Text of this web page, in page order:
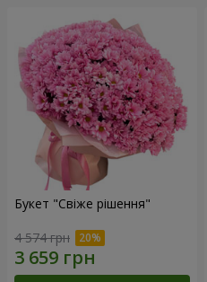
Букет "Свіже рішення"
4 574 грн